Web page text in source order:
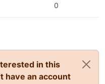
0
in this
have an account